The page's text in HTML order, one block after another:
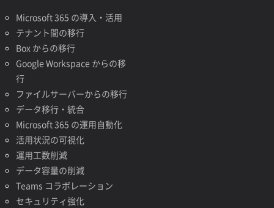
Microsoft 365 の導入・活用
テナント間の移行
Box からの移行
Google Workspace からの移
行
ファイルサーバーからの移行
データ移行・統合
Microsoft 365 の運用自動化
活用状況の可視化
運用工数削減
データ容量の削減
Teams コラボレーション
セキュリティ強化